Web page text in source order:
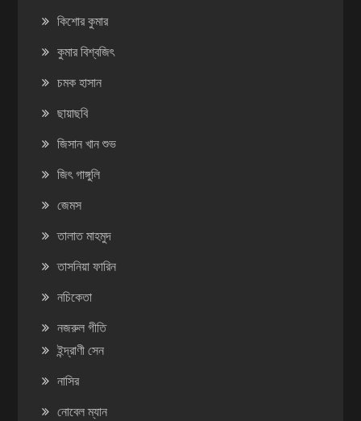
কিশোর কুমার
কুমার বিশ্বজিৎ
চমক হাসান
ছায়াছবি
জিসান খান শুভ
জিৎ গাঙ্গুলি
জেমস
তালাত মাহমুদ
তাসনিয়া ফারিন
নচিকেতা
নজরুল গীতি
ইন্দ্রাণী সেন
নাসির
নোবেল ম্যান